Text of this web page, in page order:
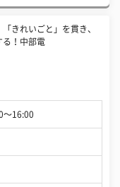
「きれいごと」を貫き、
る！中部電
〜16:00